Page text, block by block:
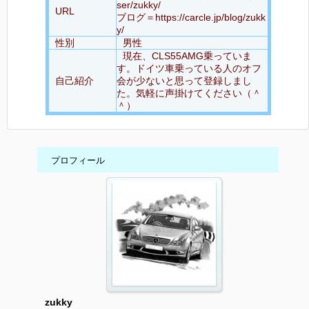
URL
ser/zukky/
ブログ＝https://carcle.jp/blog/zukk
y/
性別
男性
自己紹介
現在、CLS55AMG乗っていま
す。ドイツ車乗っている人のオフ
会が少ないと思って登録しまし
た。気軽に声掛けてください（＾
＾）
プロフィール
zukky